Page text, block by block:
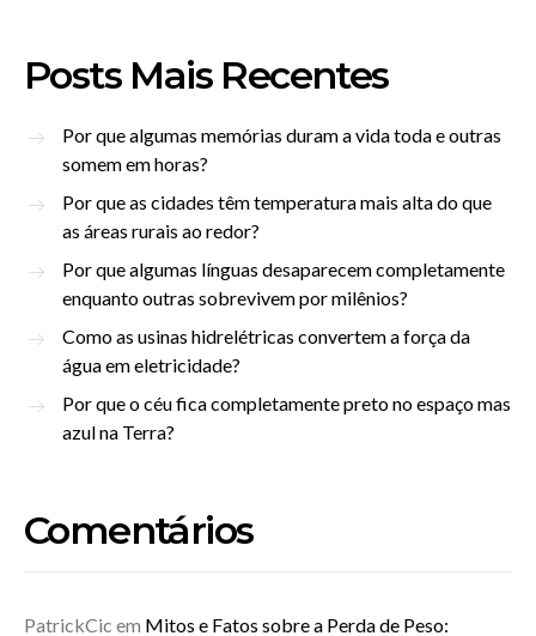
Posts Mais Recentes
Por que algumas memórias duram a vida toda e outras
somem em horas?
Por que as cidades têm temperatura mais alta do que
as áreas rurais ao redor?
Por que algumas línguas desaparecem completamente
enquanto outras sobrevivem por milênios?
Como as usinas hidrelétricas convertem a força da
água em eletricidade?
Por que o céu fica completamente preto no espaço mas
azul na Terra?
Comentários
PatrickCic em Mitos e Fatos sobre a Perda de Peso: